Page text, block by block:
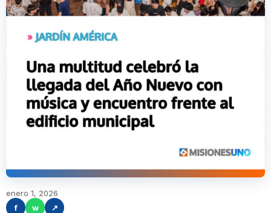
enero 1, 2026
f
w ↗